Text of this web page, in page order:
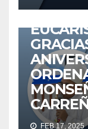
FEB 17, 2025
ACTUALIDAD
IGLESIA CATÓLICA